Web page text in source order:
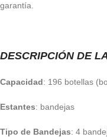
garantía.
DESCRIPCIÓN DE
Capacidad: 196 botellas
Estantes: bandejas
Tipo de Bandejas: 4